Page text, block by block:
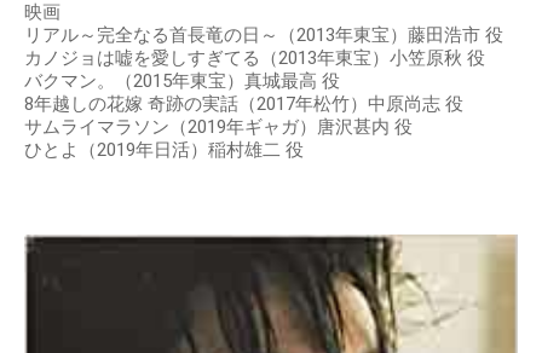
映画
リアル～完全なる首長竜の日～（2013年東宝）藤田浩市 役
カノジョは嘘を愛しすぎてる（2013年東宝）小笠原秋 役
バクマン。（2015年東宝）真城最高 役
8年越しの花嫁 奇跡の実話（2017年松竹）中原尚志 役
サムライマラソン（2019年ギャガ）唐沢甚内 役
ひとよ（2019年日活）稲村雄二 役